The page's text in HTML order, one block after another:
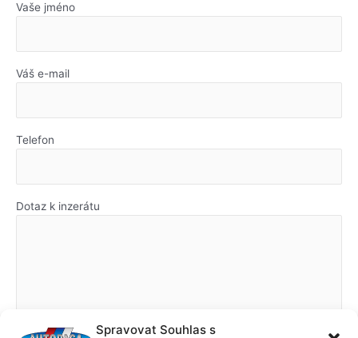
Spravovat Souhlas s
Vaše jméno
Váš e-mail
Telefon
Dotaz k inzerátu